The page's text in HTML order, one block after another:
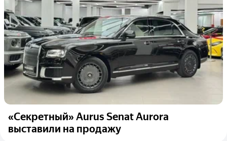
«Секретный» Aurus Senat Aurora
выставили на продажу